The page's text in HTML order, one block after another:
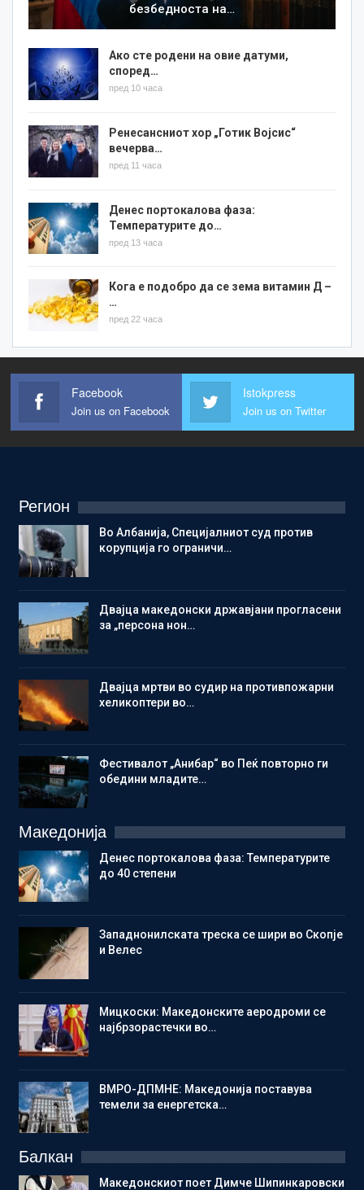
безбедноста на…
Ако сте родени на овие датуми,
според…
пред 10 часа
Ренесансниот хор „Готик Војсис“
вечерва…
пред 11 часа
Денес портокалова фаза:
Температурите до…
пред 13 часа
Кога е подобро да се зема витамин Д –
…
пред 22 часа
Facebook
Join us on Facebook
Istokpress
Join us on Twitter
Регион
Во Албанија, Специјалниот суд против
корупција го ограничи…
Двајца македонски државјани прогласени
за „персона нон…
Двајца мртви во судир на противпожарни
хеликоптери во…
Фестивалот „Анибар“ во Пеќ повторно ги
обедини младите…
Македонија
Денес портокалова фаза: Температурите
до 40 степени
Западнонилската треска се шири во Скопје
и Велес
Мицкоски: Македонските аеродроми се
најбрзорастечки во…
ВМРО-ДПМНЕ: Македонија поставува
темели за енергетска…
Балкан
Македонскиот поет Димче Шипинкаровски